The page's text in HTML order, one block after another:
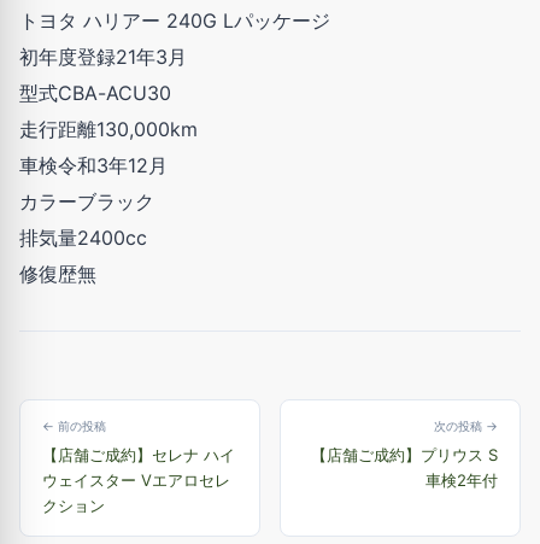
トヨタ ハリアー 240G Lパッケージ
初年度登録21年3月
型式CBA-ACU30
走行距離130,000km
車検令和3年12月
カラーブラック
排気量2400cc
修復歴無
← 前の投稿
【店舗ご成約】セレナ ハイ
ウェイスター Vエアロセレ
クション
次の投稿 →
【店舗ご成約】プリウス S
車検2年付